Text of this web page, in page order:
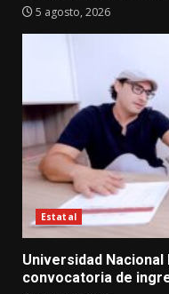
5 agosto, 2026
Estatal
Universidad
convocatoria de